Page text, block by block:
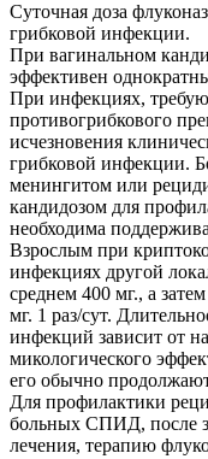
Суточная доза
грибковой инфекции.
При вагинальном
эффективен
При инфекциях,
противогрибкового
исчезновения
грибковой инфекции.
менингитом или
кандидозом для
необходима
Взрослым при
инфекциях другой
среднем 400 мг., а
мг. 1 раз/сут.
инфекций зависит от
микологического
его обычно
Для профилактики
больных СПИД, после
лечения, терапию